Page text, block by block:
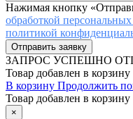
Нажимая кнопку
обработкой
политикой
ЗАПРОС УСПЕШНО
Товар добавлен в корзину
В корзину Продолжить
Товар добавлен в корзину
×